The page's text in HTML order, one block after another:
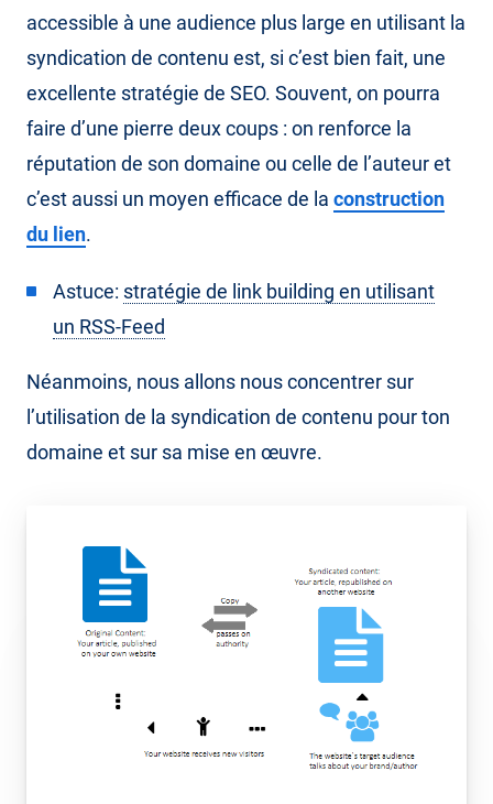
accessible à une audience plus large en utilisant la
syndication de contenu est, si c’est bien fait, une
excellente stratégie de SEO. Souvent, on pourra
faire d’une pierre deux coups : on renforce la
réputation de son domaine ou celle de l’auteur et
c’est aussi un moyen efficace de la construction
du lien.
Astuce: stratégie de link building en utilisant
un RSS-Feed
Néanmoins, nous allons nous concentrer sur
l’utilisation de la syndication de contenu pour ton
domaine et sur sa mise en œuvre.